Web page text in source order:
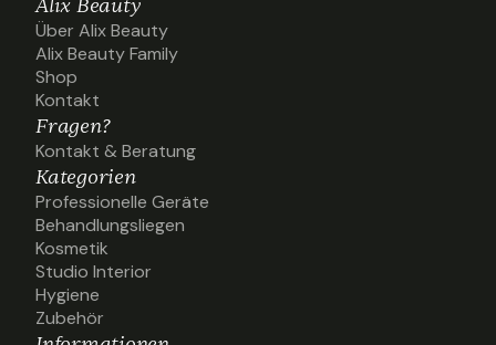
Alix Beauty
Über Alix Beauty
Über Alix Beauty
Alix Beauty Family
Alix Beauty Family
Shop
Shop
Kontakt
Kontakt
Fragen?
Kontakt & Beratung
Kontakt & Beratung
Kategorien
Professionelle Geräte
Professionelle Geräte
Behandlungsliegen
Behandlungsliegen
Kosmetik
Kosmetik
Studio Interior
Studio Interior
Hygiene
Hygiene
Zubehör
Zubehör